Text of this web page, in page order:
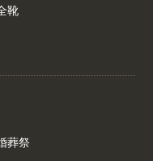
靴
葬祭